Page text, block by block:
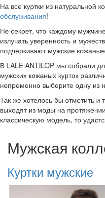
На все куртки из натуральной
обслуживания!
Не секрет, что каждому
излучать уверенность и
подчеркивают мужские кожаные
В LALE ANTILOP мы собрали
мужских кожаных курток
непременно выберите одну из
Так же хотелось бы отметить и
выходят из моды на
классическую модель, то
Мужская
Куртки мужские